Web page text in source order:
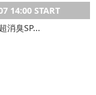
品のラベルに記載し
14:00 START
消臭SP...